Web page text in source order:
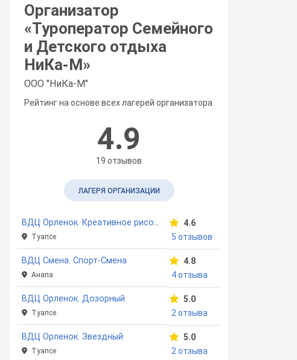
Организатор
«Туроператор Семейного
и Детского отдыха
НиКа-М»
ООО "НиКа-М"
Рейтинг на основе всех лагерей организатора
4.9
19 отзывов
ЛАГЕРЯ ОРГАНИЗАЦИИ
ВДЦ Орленок. Креативное рисование
Туапсе
4.6
5 отзывов
ВДЦ Смена. Спорт-Смена
Анапа
4.8
4 отзыва
ВДЦ Орленок. Дозорный
Туапсе
5.0
2 отзыва
ВДЦ Орленок. Звездный
Туапсе
5.0
2 отзыва